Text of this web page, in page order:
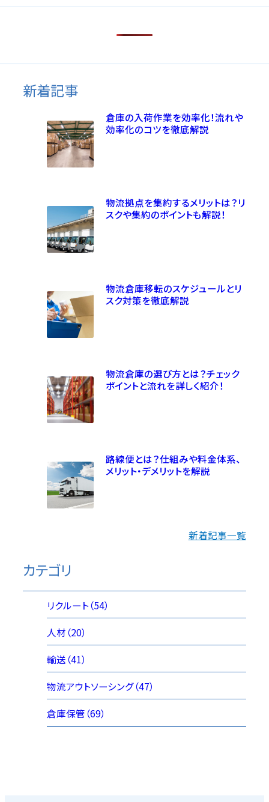
新着記事
倉庫の入荷作業を効率化！流れや
効率化のコツを徹底解説
物流拠点を集約するメリットは？リ
スクや集約のポイントも解説！
物流倉庫移転のスケジュールとリ
スク対策を徹底解説
物流倉庫の選び方とは？チェック
ポイントと流れを詳しく紹介！
路線便とは？仕組みや料金体系、
メリット・デメリットを解説
新着記事一覧
カテゴリ
リクルート（54）
人材（20）
輸送（41）
物流アウトソーシング（47）
倉庫保管（69）